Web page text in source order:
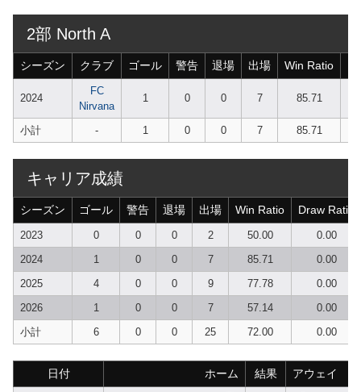
2部 North A
シーズン クラブ ゴール 警告 退場 出場 Win Ratio
2024
FC
Nirvana
1 0 0 7 85.71
小計 - 1 0 0 7 85.71
キャリア成績
シーズン ゴール 警告 退場 出場 Win Ratio Draw Ratio
2023 0 0 0 2 50.00
0.00
2024
1 0 0 7 85.71
0.00
2025
4 0 0 9 77.78
0.00
2026
1 0 0 7 57.14
0.00
小計
6 0 0 25 72.00 0.00
日付 ホーム 結果 アウェイ